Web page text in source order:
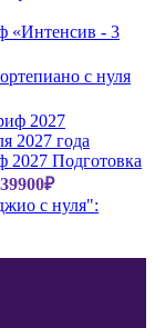
«Интенсив - 3
с нуля
2027 Подготовка
39900₽
с нуля":